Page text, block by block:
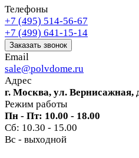
Телефоны
+7 (495) 514-56-67
+7 (499) 641-15-14
Заказать звонок
Email
sale@polvdome.ru
Адрес
г. Москва, ул. Вернисажная,
Режим работы
Пн - Пт: 10.00 - 18.00
Сб: 10.30 - 15.00
Вс - выходной